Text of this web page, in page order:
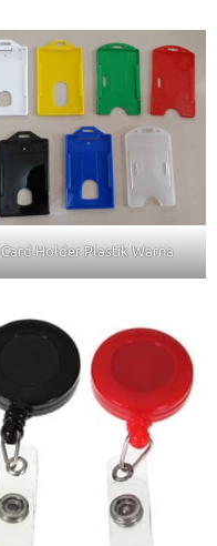
Card Holder Plastik Warna